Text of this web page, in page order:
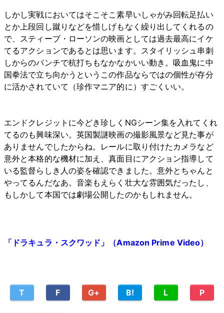
しかし実戦においてはそこそこ素早いしゃがみ回転足払い
とか上段回し蹴りなどを惜しげもなく繰り出してくれるの
で、スティーブ・ローソンの映画としては過去最高にイケ
てるアクションであるとは思います。スタイリッシュ串刺
しからのパンチで杭打ちもなかなかいい動き。吸血鬼に中
国拳法で立ち向かうというこの作品ならではの個性が存分
に活かされていて（珍作マニア的に）すごくいい。
エンドクレジットに今どき珍しくNGシーン集を入れてくれ
てるのも興味深い。英国製謎映画の撮影風景など見た事が
ありませんでしたからね。レールに取り付けたカメラなど
意外と本格的な機材に加え、真面目にアクション指導して
いる監督らしき人の姿を確認できました。意外とちゃんと
やってるんだなあ。音楽もえらく壮大な雰囲気だったし、
もしかして本国では劇場公開したのかもしれません。
「ドラキュラ・スクワッド」（Amazon Prime Video）
T F G+ B! L P